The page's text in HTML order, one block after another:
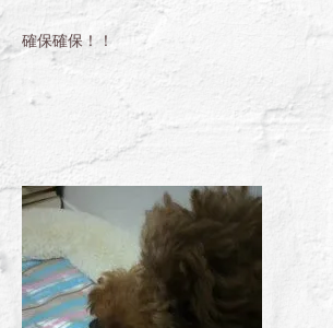
確保確保！！